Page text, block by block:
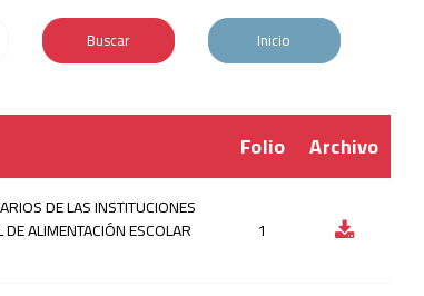
Buscar Inicio
Folio Archivo
DE LAS INSTITUCIONES
ALIMENTACIÓN ESCOLAR
1